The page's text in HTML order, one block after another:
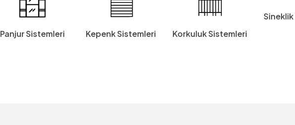
Panjur Sistemleri Kepenk Sistemleri Korkuluk Sistemleri